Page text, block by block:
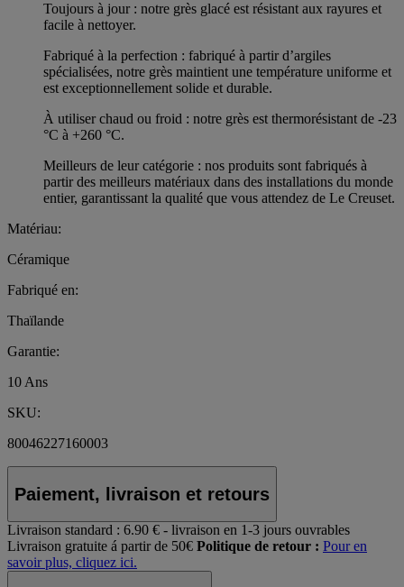
Toujours à jour : notre grès glacé est résistant aux rayures et
facile à nettoyer.
Fabriqué à la perfection : fabriqué à partir d’argiles
spécialisées, notre grès maintient une température uniforme et
est exceptionnellement solide et durable.
À utiliser chaud ou froid : notre grès est thermorésistant de -23
°C à +260 °C.
Meilleurs de leur catégorie : nos produits sont fabriqués à
partir des meilleurs matériaux dans des installations du monde
entier, garantissant la qualité que vous attendez de Le Creuset.
Matériau:
Céramique
Fabriqué en:
Thaïlande
Garantie:
10 Ans
SKU:
80046227160003
Paiement, livraison et retours
Livraison standard : 6.90 € - livraison en 1-3 jours ouvrables
Livraison gratuite á partir de 50€ Politique de retour : Pour en
savoir plus, cliquez ici.